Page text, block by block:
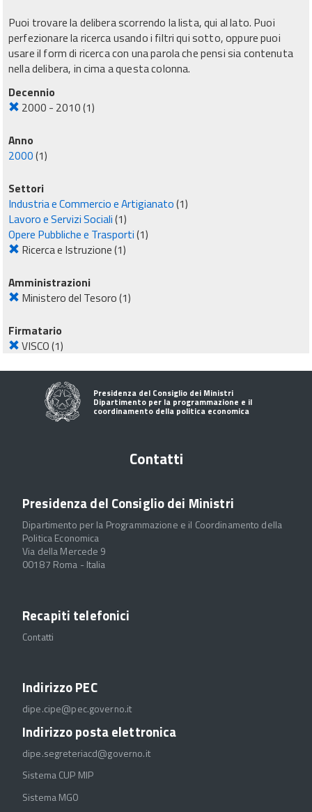
Puoi trovare la delibera scorrendo la lista, qui al lato. Puoi
perfezionare la ricerca usando i filtri qui sotto, oppure puoi
usare il form di ricerca con una parola che pensi sia contenuta
nella delibera, in cima a questa colonna.
Decennio
2000 - 2010(1)
Anno
2000(1)
Settori
Industria e Commercio e Artigianato(1)
Lavoro e Servizi Sociali(1)
Opere Pubbliche e Trasporti(1)
Ricerca e Istruzione(1)
Amministrazioni
Ministero del Tesoro(1)
Firmatario
VISCO(1)
Presidenza del Consiglio dei Ministri
Dipartimento per la programmazione e il
coordinamento della politica economica
Contatti
Presidenza del Consiglio dei Ministri
Dipartimento per la Programmazione e il Coordinamento della
Politica Economica
Via della Mercede 9
00187 Roma - Italia
Recapiti telefonici
Contatti
Indirizzo PEC
dipe.cipe@pec.governo.it
Indirizzo posta elettronica
dipe.segreteriacd@governo.it
Sistema CUP MIP
Sistema MGO